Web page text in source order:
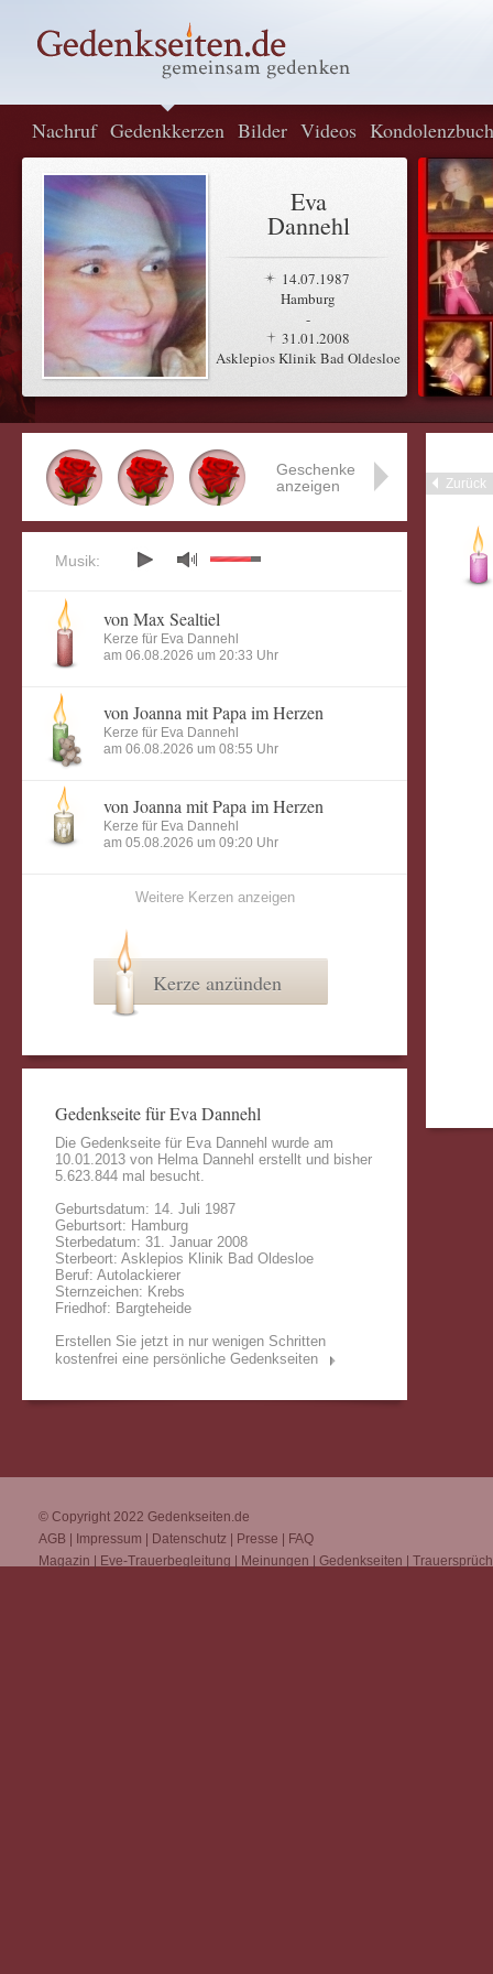
Nachruf Gedenkkerzen Bilder Videos Kondolenzbuch
Eva
Dannehl
14.07.1987
Hamburg
-
31.01.2008
Asklepios Klinik Bad Oldesloe
Zurück
Geschenke
anzeigen
Musik:
von Max Sealtiel
Kerze für Eva Dannehl
am 06.08.2026 um 20:33 Uhr
von Joanna mit Papa im Herzen
Kerze für Eva Dannehl
am 06.08.2026 um 08:55 Uhr
von Joanna mit Papa im Herzen
Kerze für Eva Dannehl
am 05.08.2026 um 09:20 Uhr
Weitere Kerzen anzeigen
Kerze anzünden
Gedenkseite für Eva Dannehl
Die Gedenkseite für Eva Dannehl wurde am
10.01.2013 von Helma Dannehl erstellt und bisher
5.623.844 mal besucht.
Geburtsdatum: 14. Juli 1987
Geburtsort: Hamburg
Sterbedatum: 31. Januar 2008
Sterbeort: Asklepios Klinik Bad Oldesloe
Beruf: Autolackierer
Sternzeichen: Krebs
Friedhof: Bargteheide
Erstellen Sie jetzt in nur wenigen Schritten
kostenfrei eine persönliche Gedenkseiten
© Copyright 2022 Gedenkseiten.de
AGB
Impressum Datenschutz Presse
FAQ
Magazin
Eve-Trauerbegleitung Meinungen Gedenkseiten